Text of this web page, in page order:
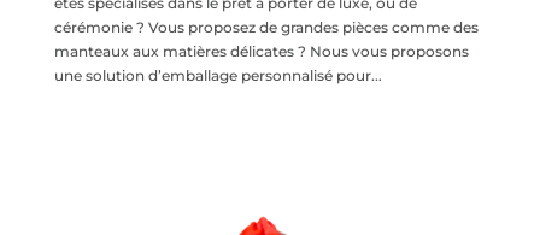
cérémonie ? Vous proposez de grandes pièces comme des
manteaux aux matières délicates ? Nous vous proposons
une solution d’emballage personnalisé pour...